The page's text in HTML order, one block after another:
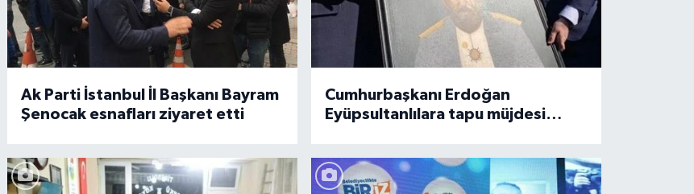
Ak Parti İstanbul İl Başkanı Bayram
Şenocak esnafları ziyaret etti
Cumhurbaşkanı Erdoğan
Eyüpsultanlılara tapu müjdesi